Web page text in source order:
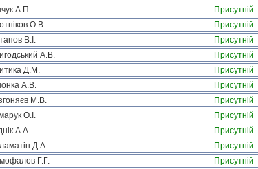
А.П.
Присутній
О.В.
Присутній
В.І.
Присутній
А.В.
Присутній
Д.М.
Присутній
А.В.
Присутній
М.В.
Присутній
О.І.
Присутній
А.А.
Присутній
Д.А.
Присутній
Г.Г.
Присутній